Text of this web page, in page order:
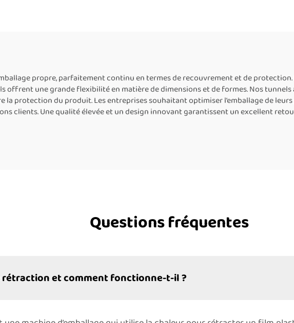
destinée aux boîtes
alimentaires
d’emballage sous
rétractable
propre, parfaitement continu en termes de recouvrement et de
offrent une grande flexibilité en matière de dimensions et de formes. Nos
la protection du produit. Les entreprises souhaitant optimiser l’emballage de
clients. Une qualité élevée et un design innovant garantissent un excellent
Questions fréquentes
rétraction et comment fonctionne-t-il ?